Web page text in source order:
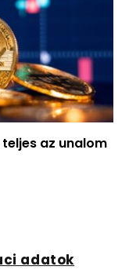
az unalom
adatok